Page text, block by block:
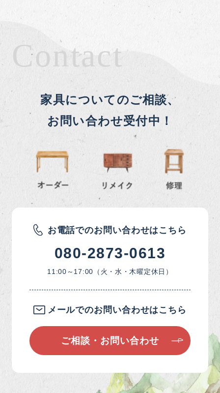
Contact
家具についてのご相談、
お問い合わせ受付中！
お電話でのお問い合わせはこちら
080-2873-0613
11:00～17:00（火・水・木曜定休日）
メールでのお問い合わせはこちら
ご相談・お問い合わせ